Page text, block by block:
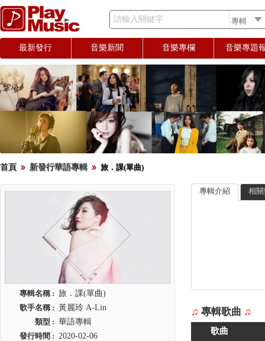
請輸入關鍵字
最新發行 音樂新聞 音樂專欄 音樂專題
首頁 新發行華語專輯 旅．課(單曲)
專輯名稱 : 旅．課(單曲)
歌手名稱 : 黃麗玲 A-Lin
類型 : 華語專輯
發行時間 : 2020-02-06
專輯介紹 相
♫ 專輯歌曲 ♫
歌曲